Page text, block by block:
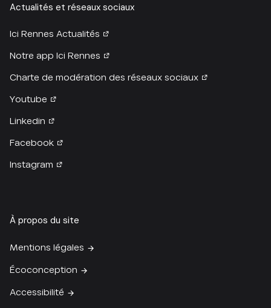
Actualités et réseaux sociaux
Ici Rennes Actualités
Notre app Ici Rennes
Charte de modération des réseaux sociaux
Youtube
Linkedin
Facebook
Instagram
À propos du site
Mentions légales
Écoconception
Accessibilité